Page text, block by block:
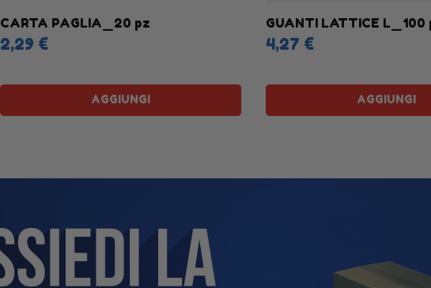
CARTA PAGLIA_20 pz
2,29 €
AGGIUNGI
GUANTI LATTICE L_100
4,27 €
AGGIUNGI